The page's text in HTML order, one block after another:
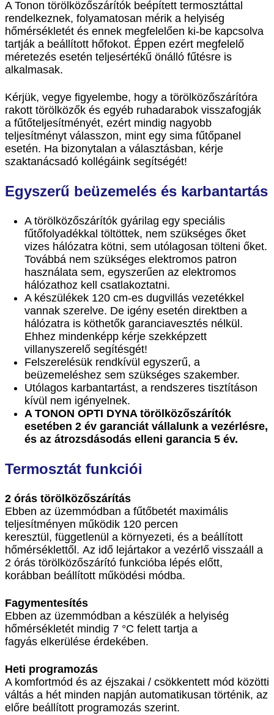
A Tonon törölközőszárítók beépített termosztáttal
rendelkeznek, folyamatosan mérik a helyiség
hőmérsékletét és ennek megfelelően ki-be kapcsolva
tartják a beállított hőfokot. Éppen ezért megfelelő
méretezés esetén teljesértékű önálló fűtésre is
alkalmasak.
Kérjük, vegye figyelembe, hogy a törölközőszárítóra
rakott törölközők és egyéb ruhadarabok visszafogják
a fűtőteljesítményét, ezért mindig nagyobb
teljesítményt válasszon, mint egy sima fűtőpanel
esetén. Ha bizonytalan a választásban, kérje
szaktanácsadó kollégáink segítségét!
Egyszerű beüzemelés és karbantartás
A törölközőszárítók gyárilag egy speciális
fűtőfolyadékkal töltöttek, nem szükséges őket
vizes hálózatra kötni, sem utólagosan tölteni őket.
Továbbá nem szükséges elektromos patron
használata sem, egyszerűen az elektromos
hálózathoz kell csatlakoztatni.
A készülékek 120 cm-es dugvillás vezetékkel
vannak szerelve. De igény esetén direktben a
hálózatra is köthetők garanciavesztés nélkül.
Ehhez mindenképp kérje szekképzett
villanyszerelő segítésgét!
Felszerelésük rendkívül egyszerű, a
beüzemeléshez sem szükséges szakember.
Utólagos karbantartást, a rendszeres tisztításon
kívül nem igényelnek.
A TONON OPTI DYNA törölközőszárítók
esetében 2 év garanciát vállalunk a vezérlésre,
és az átrozsdásodás elleni garancia 5 év.
Termosztát funkciói
2 órás törölközőszárítás
Ebben az üzemmódban a fűtőbetét maximális
teljesítményen működik 120 percen
keresztül, függetlenül a környezeti, és a beállított
hőmérséklettől. Az idő lejártakor a vezérlő visszaáll a
2 órás törölközőszárító funkcióba lépés előtt,
korábban beállított működési módba.
Fagymentesítés
Ebben az üzemmódban a készülék a helyiség
hőmérsékletét mindig 7 °C felett tartja a
fagyás elkerülése érdekében.
Heti programozás
A komfortmód és az éjszakai / csökkentett mód közötti
váltás a hét minden napján automatikusan történik, az
előre beállított programozás szerint.